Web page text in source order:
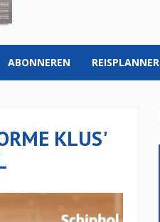
ABONNEREN REISPLANNER
KLUS'